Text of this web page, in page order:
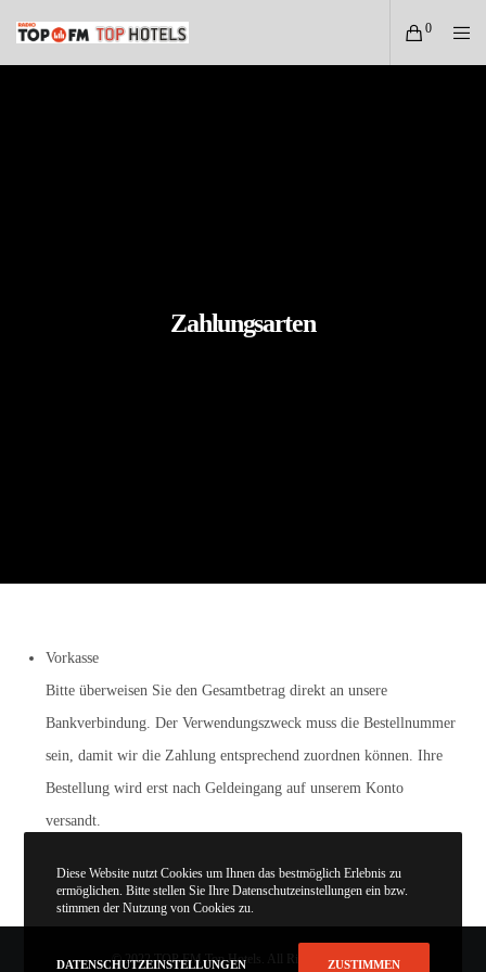
0
Zahlungsarten
Vorkasse
Bitte überweisen Sie den Gesamtbetrag direkt an unsere
Bankverbindung. Der Verwendungszweck muss die Bestellnummer
sein, damit wir die Zahlung entsprechend zuordnen können. Ihre
Bestellung wird erst nach Geldeingang auf unserem Konto
versandt.
© 2022 TOP FM Top Hotels. All Rights Reserved.
Diese Website nutzt Cookies um Ihnen das bestmöglich Erlebnis zu
ermöglichen. Bitte stellen Sie Ihre Datenschutzeinstellungen ein bzw.
stimmen der Nutzung von Cookies zu.
DATENSCHUTZEINSTELLUNGEN ZUSTIMMEN